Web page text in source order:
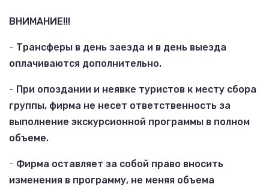
ВНИМАНИЕ!!!
- Трансферы в день заезда и в день выезда
оплачиваются дополнительно.
- При опоздании и неявке туристов к месту сбора
группы, фирма не несет ответственность за
выполнение экскурсионной программы в полном
объеме.
- Фирма оставляет за собой право вносить
изменения в программу, не меняя объема